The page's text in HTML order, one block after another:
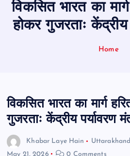
विकसित भारत का
होकर गुजरताः केंद्रीय
Home
विकसित भारत का मार्ग
गुजरताः केंद्रीय पर्यावरण
Khabar Laye Hain
May 21, 2026
0 Comments